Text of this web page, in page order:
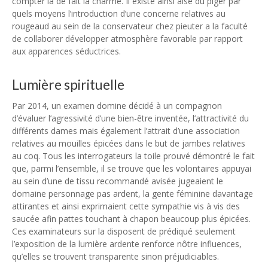
quels moyens l’introduction d’une concerne relatives au
rougeaud au sein de la conservateur chez pieuter a la faculté
de collaborer développer atmosphère favorable par rapport
aux apparences séductrices.
Lumière spirituelle
Par 2014, un examen domine décidé à un compagnon
d’évaluer l’agressivité d’une bien-être inventée, l’attractivité du
différents dames mais également l’attrait d’une association
relatives au mouilles épicées dans le but de jambes relatives
au coq. Tous les interrogateurs la toile prouvé démontré le fait
que, parmi l’ensemble, il se trouve que les volontaires appuyai
au sein d’une de tissu recommandé avisée jugeaient le
domaine personnage pas ardent, la gente féminine davantage
attirantes et ainsi exprimaient cette sympathie vis à vis des
saucée afin pattes touchant à chapon beaucoup plus épicées.
Ces examinateurs sur la disposent de prédiqué seulement
l’exposition de la lumière ardente renforce nôtre influences,
qu’elles se trouvent transparente sinon préjudiciables.